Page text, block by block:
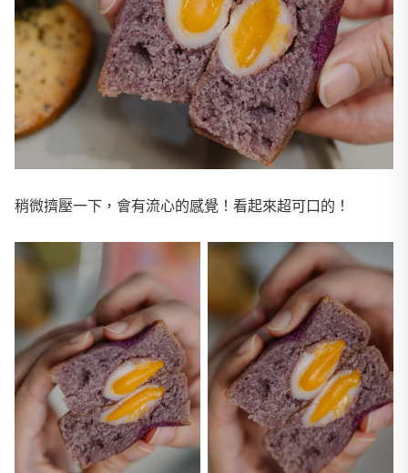
稍微擠壓一下，會有流心的感覺！看起來超可口的！